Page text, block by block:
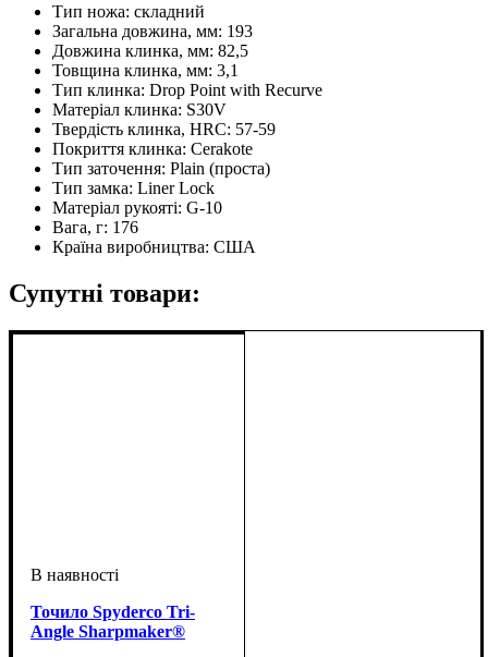
Тип ножа: складний
Загальна довжина, мм: 193
Довжина клинка, мм: 82,5
Товщина клинка, мм: 3,1
Тип клинка: Drop Point with Recurve
Матеріал клинка: S30V
Твердість клинка, HRC: 57-59
Покриття клинка: Cerakote
Тип заточення: Plain (проста)
Тип замка: Liner Lock
Матеріал рукояті: G-10
Вага, г: 176
Країна виробництва: США
Супутні товари:
Точило Spyderco Tri-
Angle Sharpmaker®